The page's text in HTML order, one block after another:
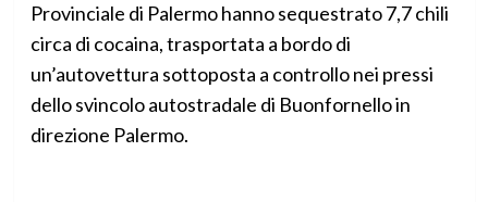
Provinciale di Palermo hanno sequestrato 7,7 chili
circa di cocaina, trasportata a bordo di
un’autovettura sottoposta a controllo nei pressi
dello svincolo autostradale di Buonfornello in
direzione Palermo.